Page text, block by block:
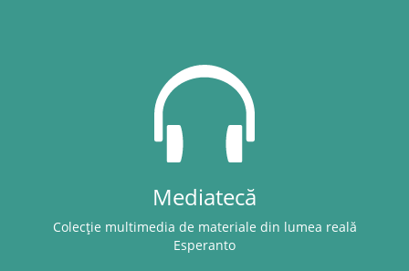
Mediatecă
Colecție multimedia de materiale din lumea reală
Esperanto